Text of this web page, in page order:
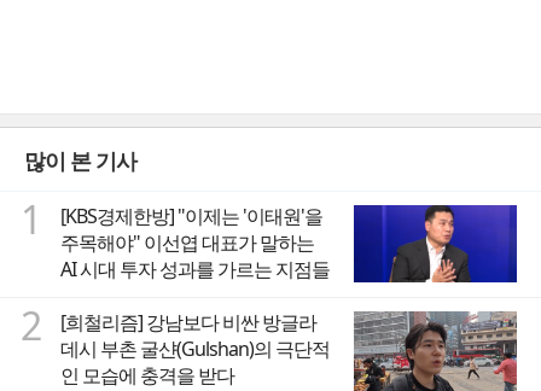
많이 본 기사
1
[KBS경제한방] "이제는 '이태원'을
주목해야" 이선엽 대표가 말하는
AI 시대 투자 성과를 가르는 지점들
2
[희철리즘] 강남보다 비싼 방글라
데시 부촌 굴샨(Gulshan)의 극단적
인 모습에 충격을 받다